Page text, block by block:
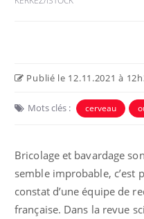
Publié le 12.11.2021 à
Mots clés : cerveau
Bricolage et bavardage
semble improbable, c’est
constat d’une équipe de
française. Dans la revue
irritabilité, brouillard mental
Les symptômes de la
en fer sont multiples ce qui